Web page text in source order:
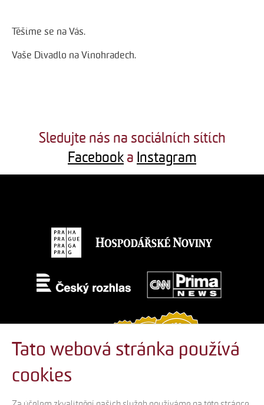
Těšíme se na Vás.
Vaše Divadlo na Vinohradech.
Sledujte nás na sociálních sítích
Facebook a Instagram
Tato webová stránka používá
cookies